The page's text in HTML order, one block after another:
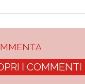
I COMMENTI